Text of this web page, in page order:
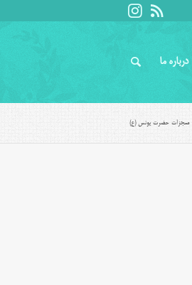
درباره ما
معجزات حضرت یونس (ع)